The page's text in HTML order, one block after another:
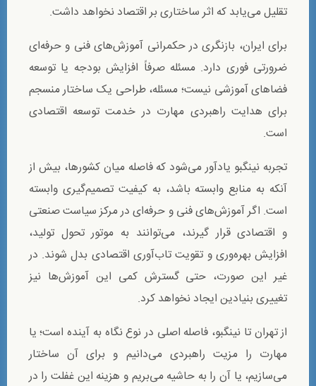
تقلیل می‌یابد که اثر ساختاری بر اقتصاد نخواهد داشت.
برای ایران، بازنگری در حکمرانی آموزش‌های فنی و حرفه‌ای
ضرورتی فوری دارد. مسئله صرفاً افزایش بودجه یا توسعه
فضاهای آموزشی نیست؛ مسئله، طراحی یک ساختار منسجم
برای هدایت راهبردی مهارت در خدمت توسعه اقتصادی
است.
تجربه نینگبو یادآور می‌شود که فاصله میان کشورها، بیش از
آنکه به منابع وابسته باشد، به کیفیت تصمیم‌گیری وابسته
است. اگر آموزش‌های فنی و حرفه‌ای در مرکز سیاست صنعتی
و اقتصادی قرار گیرند، می‌توانند به موتور تحول تولید،
افزایش بهره‌وری و تقویت تاب‌آوری اقتصادی بدل شوند. در
غیر این صورت، حتی گسترش کمی این آموزش‌ها نیز
تغییری بنیادین ایجاد نخواهد کرد.
از تهران تا نینگبو، فاصله اصلی در نوع نگاه به آینده است؛ یا
مهارت را مزیت راهبردی می‌دانیم و برای آن ساختار
می‌سازیم، یا آن را به حاشیه می‌بریم و هزینه این غفلت را در